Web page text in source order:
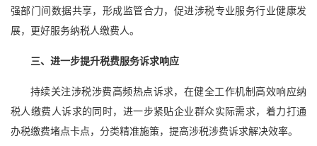
强部门间数据共享，形成监管合力，促进涉税专业服务行业健康发
展，更好服务纳税人缴费人。
三、进一步提升税费服务诉求响应
持续关注涉税涉费高频热点诉求，在健全工作机制高效响应纳
税人缴费人诉求的同时，进一步紧贴企业群众实际需求，着力打通
办税缴费堵点卡点，分类精准施策，提高涉税涉费诉求解决效率。